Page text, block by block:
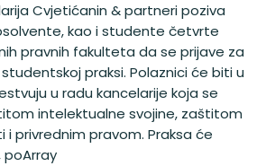
Cvjetićanin & partneri poziva
kao i studente četvrte
pravnih fakulteta da se prijave za
praksi. Polaznici će biti u
u radu kancelarije koja se
intelektualne svojine, zaštitom
privrednim pravom. Praksa će